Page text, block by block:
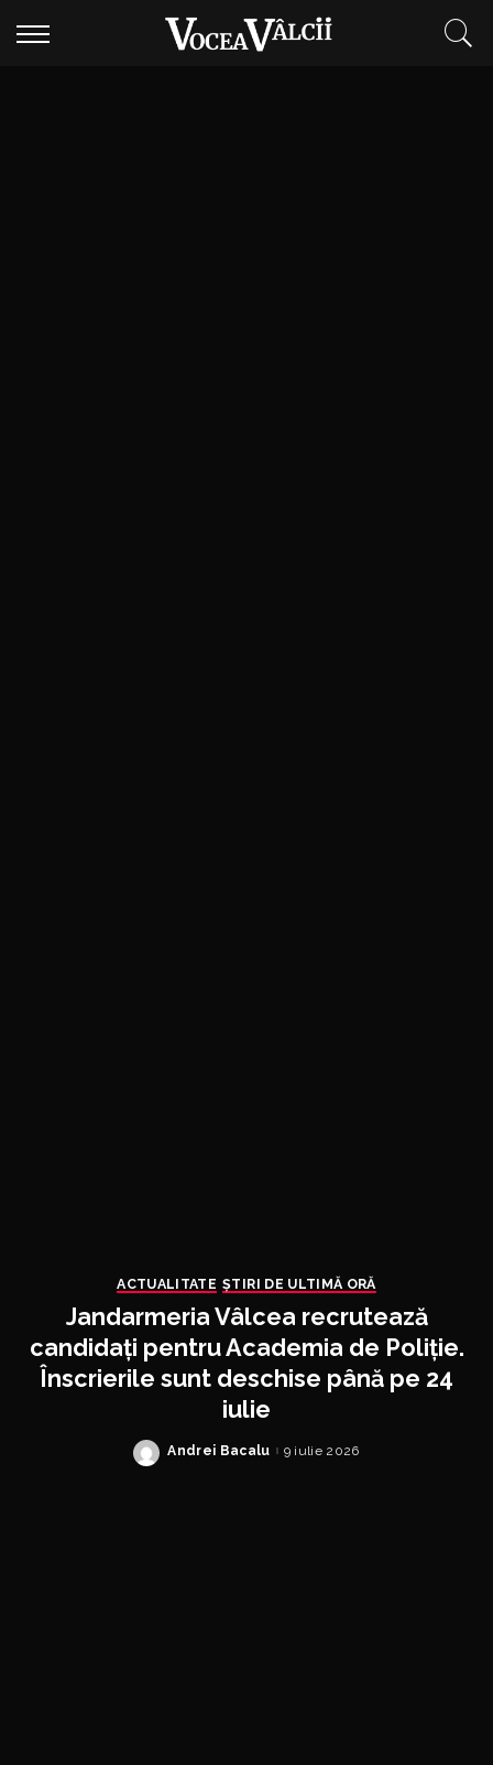
ACTUALITATE ȘTIRI DE ULTIMĂ ORĂ
Jandarmeria Vâlcea recrutează
candidați pentru Academia de Poliție.
Înscrierile sunt deschise până pe 24
iulie
Posted
Andrei Bacalu 9 iulie 2026